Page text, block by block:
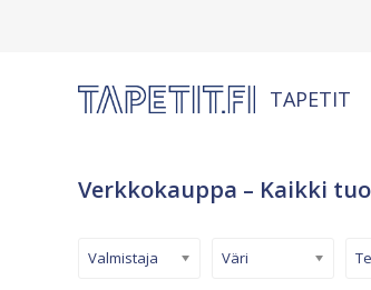
TAPETIT
Verkkokauppa – Kaikki
Valmistaja Väri